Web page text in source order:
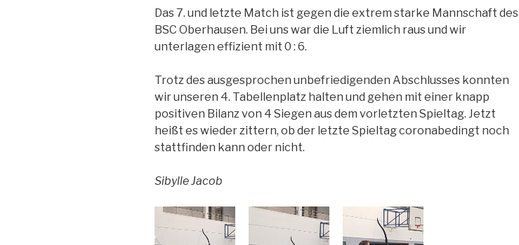
Das 7. und letzte Match ist gegen die extrem starke Mannschaft des
BSC Oberhausen. Bei uns war die Luft ziemlich raus und wir
unterlagen effizient mit 0 : 6.
Trotz des ausgesprochen unbefriedigenden Abschlusses konnten
wir unseren 4. Tabellenplatz halten und gehen mit einer knapp
positiven Bilanz von 4 Siegen aus dem vorletzten Spieltag. Jetzt
heißt es wieder zittern, ob der letzte Spieltag coronabedingt noch
stattfinden kann oder nicht.
Sibylle Jacob